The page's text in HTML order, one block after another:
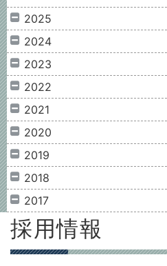
2025
2024
2023
2022
2021
2020
2019
2018
2017
採用情報